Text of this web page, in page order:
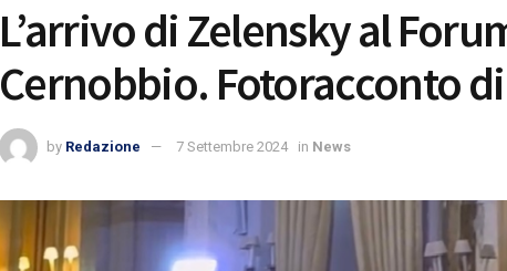
L’arrivo di Zelensky al
Cernobbio. Fotoracconto
by Redazione 7 Settembre 2024 in News